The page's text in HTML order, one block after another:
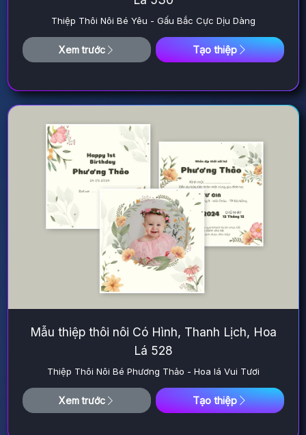
Thiệp Thôi Nôi Bé Yêu - Gấu Bắc Cực Dịu Dàng
Xem trước Tạo thiệp
Mẫu thiệp thôi nôi Có Hình, Thanh Lịch, Hoa
Lá 528
Thiệp Thôi Nôi Bé Phương Thảo - Hoa lá Vui Tươi
Xem trước Tạo thiệp